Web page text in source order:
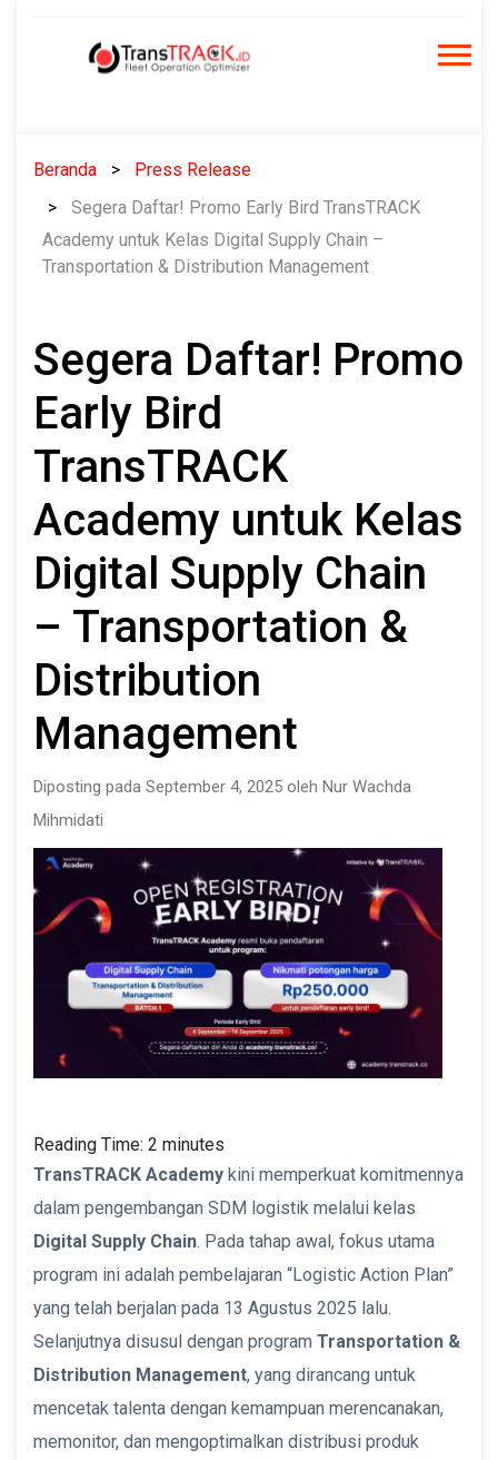
Beranda
Press Release
Segera Daftar! Promo Early Bird TransTRACK
Academy untuk Kelas Digital Supply Chain –
Transportation & Distribution Management
Segera Daftar! Promo
Early Bird
TransTRACK
Academy untuk Kelas
Digital Supply Chain
– Transportation &
Distribution
Management
Diposting pada September 4, 2025 oleh Nur Wachda
Mihmidati
Reading Time: 2 minutes
TransTRACK Academy kini memperkuat komitmennya
dalam pengembangan SDM logistik melalui kelas
Digital Supply Chain. Pada tahap awal, fokus utama
program ini adalah pembelajaran “Logistic Action Plan”
yang telah berjalan pada 13 Agustus 2025 lalu.
Selanjutnya disusul dengan program Transportation &
Distribution Management, yang dirancang untuk
mencetak talenta dengan kemampuan merencanakan,
memonitor, dan mengoptimalkan distribusi produk